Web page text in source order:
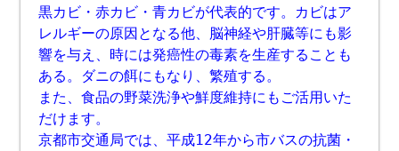
黒カビ・赤カビ・青カビが代表的です。カビはア
レルギーの原因となる他、脳神経や肝臓等にも影
響を与え、時には発癌性の毒素を生産することも
ある。ダニの餌にもなり、繁殖する。
また、食品の野菜洗浄や鮮度維持にもご活用いた
だけます。
京都市交通局では、平成12年から市バスの抗菌・